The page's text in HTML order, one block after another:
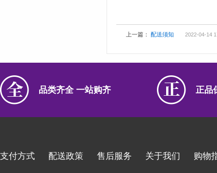
上一篇： 配送须知 2022-04-14
品类齐全 一站购齐 正品
支付方式 配送政策 售后服务 关于我们 购物